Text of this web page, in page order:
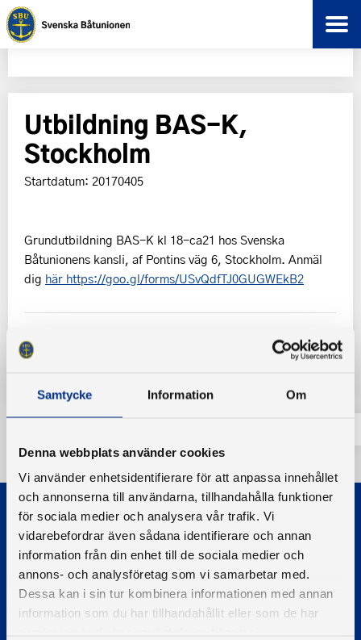
Samtycke Information Om
Denna webbplats använder cookies
Vi använder enhetsidentifierare för att anpassa innehållet
och annonserna till användarna, tillhandahålla funktioner
för sociala medier och analysera vår trafik. Vi
vidarebefordrar även sådana identifierare och annan
information från din enhet till de sociala medier och
annons- och analysföretag som vi samarbetar med.
Dessa kan i sin tur kombinera informationen med annan
information som du har tillhandahållit eller som de har
Utbildning BAS-K,
Stockholm
Startdatum: 20170405
Grundutbildning BAS-K kl 18-ca21 hos Svenska
Båtunionens kansli, af Pontins väg 6, Stockholm. Anmäl
dig här https://goo.gl/forms/USvQdfTJ0GUGWEkB2
© 2026 - Svenska Båtunionen
Information om cookies